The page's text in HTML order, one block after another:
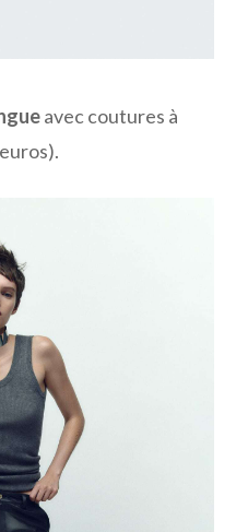
avec coutures à